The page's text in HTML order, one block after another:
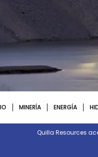
MINERÍA ENERGÍA
Quilla Resources